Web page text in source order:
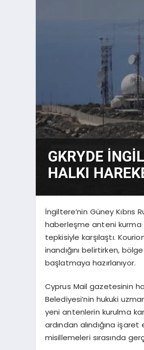
İngiltere’nin Güney Kıbrıs
haberleşme anteni kurma
tepkisiyle karşılaştı.
inandığını belirtirken,
başlatmaya hazırlanıyor.
Cyprus Mail gazetesinin
Belediyesi’nin hukuki
yeni antenlerin kurulma
ardından alındığına işaret
misillemeleri sırasında